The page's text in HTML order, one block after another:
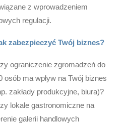
z wprowadzeniem
regulacji.
zabezpieczyć Twój biznes?
ograniczenie zgromadzeń do
osób ma wpływ na Twój biznes
zakłady produkcyjne, biura)?
lokale gastronomiczne na
galerii handlowych